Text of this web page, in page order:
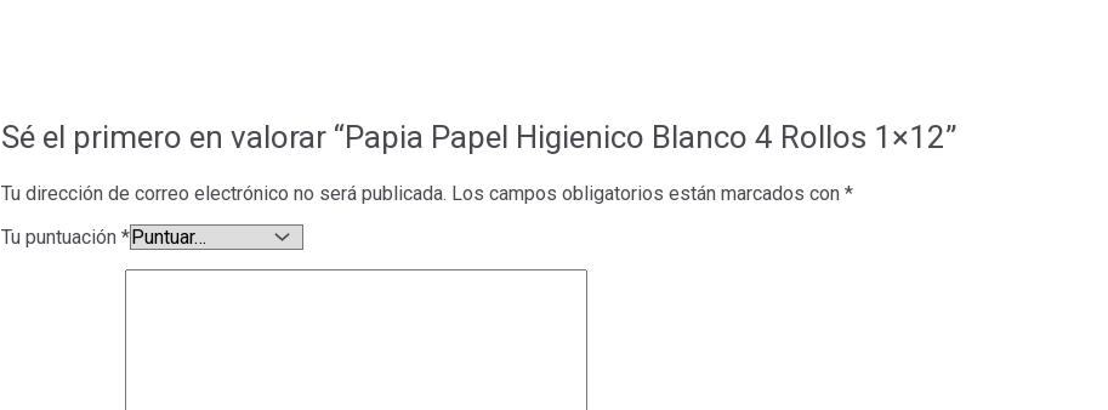
Sé el primero en valorar “Papia Papel Higienico Blanco 4 Rollos 1×12”
Tu dirección de correo electrónico no será publicada. Los campos obligatorios están marcados con*
Tu puntuación*